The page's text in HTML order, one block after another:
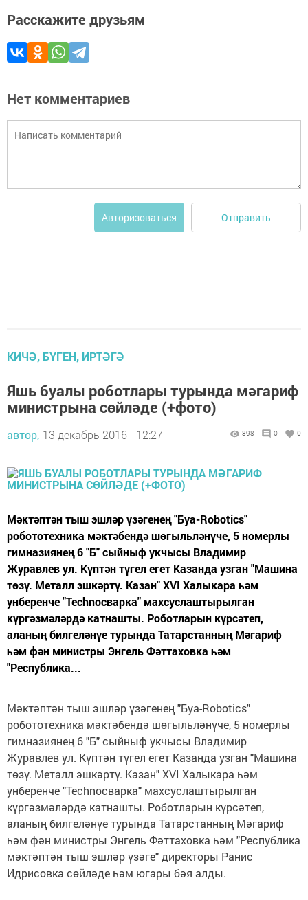
Расскажите друзьям
Нет комментариев
Авторизоваться Отправить
КИЧӘ, БҮГЕН, ИРТӘГӘ
Яшь буалы роботлары турында мәгариф
министрына сөйләде (+фото)
автор, 13 декабрь 2016 - 12:27 898 0 0
Мәктәптән тыш эшләр үзәгенең "Буа-Robotics"
робототехника мәктәбендә шөгыльләнүче, 5 номерлы
гимназиянең 6 "Б" сыйныф укчысы Владимир
Журавлев ул. Күптән түгел егет Казанда узган "Машина
төзү. Металл эшкәртү. Казан" XVI Халыкара һәм
унберенче "Technoсварка" махсуслаштырылган
күргәзмәләрдә катнашты. Роботларын күрсәтеп,
аланың билгеләнүе турында Татарстанның Мәгариф
һәм фән министры Энгель Фәттаховка һәм
"Республика...
Мәктәптән тыш эшләр үзәгенең "Буа-Robotics"
робототехника мәктәбендә шөгыльләнүче, 5 номерлы
гимназиянең 6 "Б" сыйныф укчысы Владимир
Журавлев ул. Күптән түгел егет Казанда узган "Машина
төзү. Металл эшкәртү. Казан" XVI Халыкара һәм
унберенче "Technoсварка" махсуслаштырылган
күргәзмәләрдә катнашты. Роботларын күрсәтеп,
аланың билгеләнүе турында Татарстанның Мәгариф
һәм фән министры Энгель Фәттаховка һәм "Республика
мәктәптән тыш эшләр үзәге" директоры Ранис
Идрисовка сөйләде һәм югары бәя алды.